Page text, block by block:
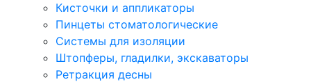
Кисточки и аппликаторы
Пинцеты стоматологические
Системы для изоляции
Штопферы, гладилки, экскаваторы
Ретракция десны